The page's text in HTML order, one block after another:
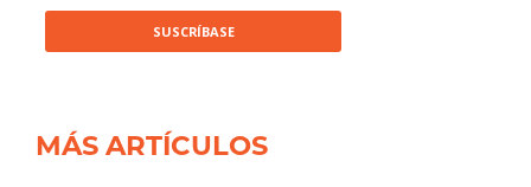
MÁS ARTÍCULOS